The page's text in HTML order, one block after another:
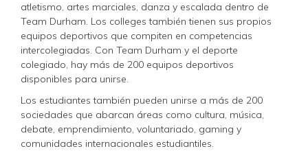
atletismo, artes marciales, danza y escalada dentro de
Team Durham. Los colleges también tienen sus propios
equipos deportivos que compiten en competencias
intercolegiadas. Con Team Durham y el deporte
colegiado, hay más de 200 equipos deportivos
disponibles para unirse.
Los estudiantes también pueden unirse a más de 200
sociedades que abarcan áreas como cultura, música,
debate, emprendimiento, voluntariado, gaming y
comunidades internacionales estudiantiles.